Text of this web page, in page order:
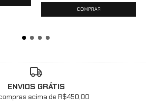
ENVIOS GRÁTIS
acima de R$450,00